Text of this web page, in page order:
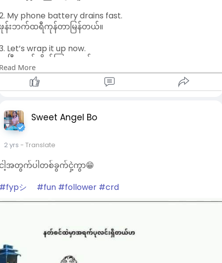
My phone battery drains fast.
န်းဘက်ထရီကုန်တာမြန်တယ်။
Let’s wrap it up now.
ပြီးသတ်လိုက်ကြရအောင်။
Time’s up!
ချိန်စေ့ပြီ။
I’ll have tea instead of coffee.
ော်ဖီအစားလက်ဖက်ရည်ပဲသောက်တော့မယ်။
Fair enough!
င့်ပေါ့လေ။
#myanmar
More
Sweet Angel Bo
2 yrs - Translate
ါ့အတွက်ပါတစ်ခွက်ငှဲ့ကွာ😁
シ゚
#fun #follower #crd